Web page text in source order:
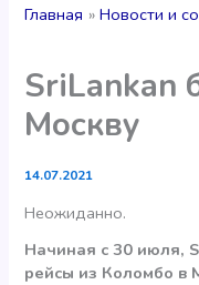
Главная Новости и
SriLankan
Москву
14.07.2021
Неожиданно.
Начиная с 30 июля,
рейсы из Коломбо в